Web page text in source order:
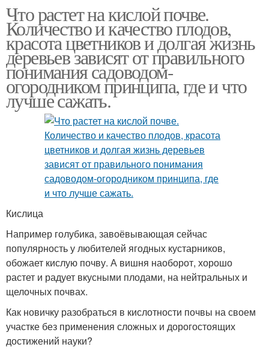
Что растет на кислой почве.
Количество и качество плодов,
красота цветников и долгая жизнь
деревьев зависят от правильного
понимания садоводом-
огородником принципа, где и что
лучше сажать.
Кислица
Например голубика, завоёвывающая сейчас
популярность у любителей ягодных кустарников,
обожает кислую почву. А вишня наоборот, хорошо
растет и радует вкусными плодами, на нейтральных и
щелочных почвах.
Как новичку разобраться в кислотности почвы на своем
участке без применения сложных и дорогостоящих
достижений науки?